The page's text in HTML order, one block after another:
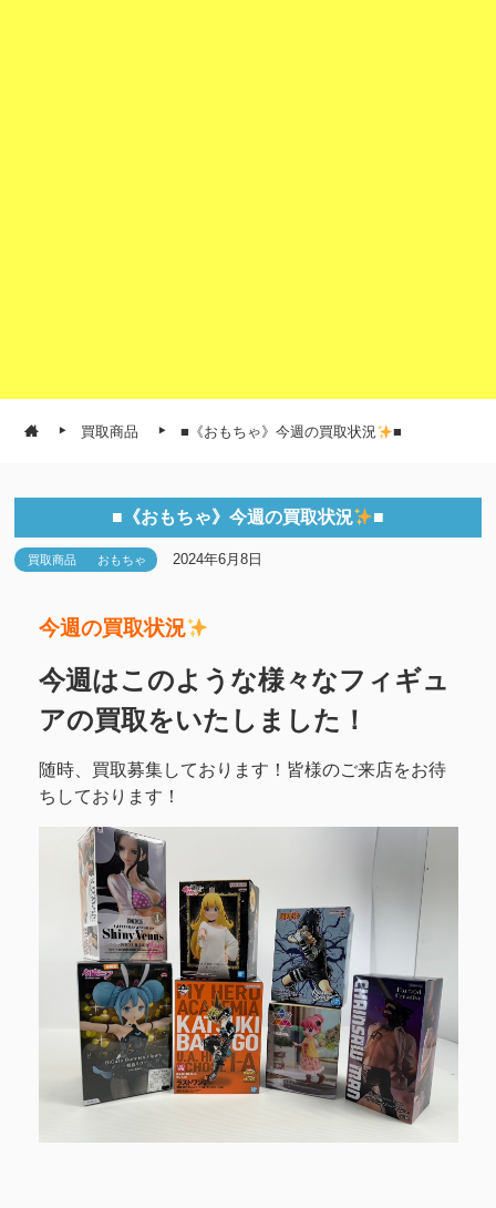
買取商品 ■《おもちゃ》今週の買取状況 ■
■《おもちゃ》今週の買取状況 ■
買取商品 おもちゃ 2024年6月8日
今週の買取状況
今週はこのような様々なフィギュ
アの買取をいたしました！
随時、買取募集しております！皆様のご来店をお待
ちしております！